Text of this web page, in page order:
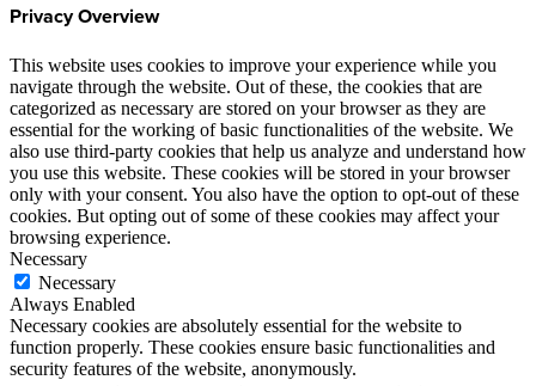
Privacy Overview
This website uses cookies to improve your experience while you
navigate through the website. Out of these, the cookies that are
categorized as necessary are stored on your browser as they are
essential for the working of basic functionalities of the website. We
also use third-party cookies that help us analyze and understand how
you use this website. These cookies will be stored in your browser
only with your consent. You also have the option to opt-out of these
cookies. But opting out of some of these cookies may affect your
browsing experience.
Necessary
Necessary
Always Enabled
Necessary cookies are absolutely essential for the website to
function properly. These cookies ensure basic functionalities and
security features of the website, anonymously.